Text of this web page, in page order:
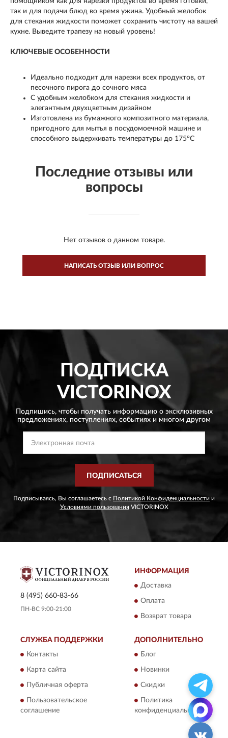
так и для подачи блюд во время ужина. Удобный желобок
для стекания жидкости поможет сохранить чистоту на вашей
кухне. Выведите трапезу на новый уровень!
КЛЮЧЕВЫЕ ОСОБЕННОСТИ
Идеально подходит для нарезки всех продуктов, от
песочного пирога до сочного мяса
С удобным желобком для стекания жидкости и
элегантным двухцветным дизайном
Изготовлена из бумажного композитного материала,
пригодного для мытья в посудомоечной машине и
способного выдерживать температуры до 175°C
Последние отзывы или
вопросы
Нет отзывов о данном товаре.
НАПИСАТЬ ОТЗЫВ ИЛИ ВОПРОС
ПОДПИСКА
VICTORINOX
Подпишись, чтобы получать информацию о эксклюзивных
предложениях, поступлениях, событиях и многом другом
ПОДПИСАТЬСЯ
Подписываясь, Вы соглашаетесь с Политикой Конфиденциальности и
Условиями пользованияVICTORINOX
8 (495) 660-83-66
ПН-ВС 9:00-21:00
ИНФОРМАЦИЯ
Доставка
Оплата
Возврат товара
СЛУЖБА ПОДДЕРЖКИ
Контакты
Карта сайта
Публичная оферта
Пользовательское
соглашение
ДОПОЛНИТЕЛЬНО
Блог
Новинки
Скидки
Политика
конфиденциальности